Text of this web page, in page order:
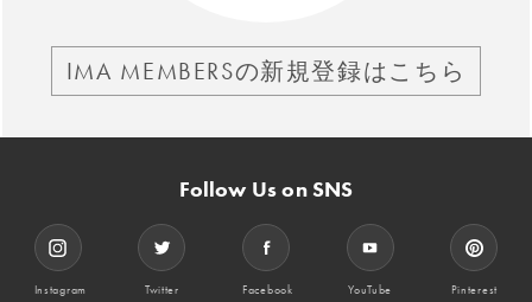
IMA MEMBERSの新規登録はこちら
Follow Us on SNS
Instagram Twitter Facebook YouTube Pinterest